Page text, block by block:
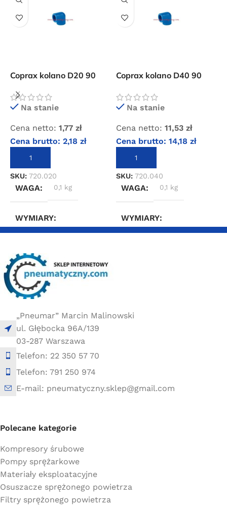
Coprax kolano D20 90
pneumatycznej
Na stanie
Cena netto: 1,77 zł
Cena brutto: 2,18 zł
DODAJ DO KOSZYKA
SKU: 720.020
WAGA 0,1 kg
WYMIARY
Coprax kolano D40 90
pneumatycznej
Na stanie
Cena netto: 11,53 zł
Cena brutto: 14,18 zł
DODAJ DO KOSZYKA
SKU: 720.040
WAGA 0,1 kg
WYMIARY
„Pneumar” Marcin Malinowski
ul. Głębocka 96A/139
03-287 Warszawa
Telefon: 22 350 57 70
Telefon: 791 250 974
E-mail: pneumatyczny.sklep@gmail.com
Polecane kategorie
Kompresory śrubowe
Pompy sprężarkowe
Materiały eksploatacyjne
Osuszacze sprężonego powietrza
Filtry sprężonego powietrza
Powered by Convert Plus